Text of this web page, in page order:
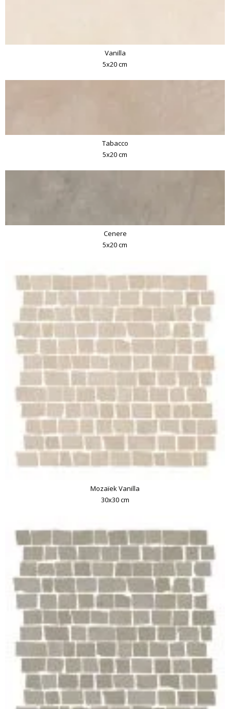
Vanilla
5x20 cm
Tabacco
5x20 cm
Cenere
5x20 cm
Mozaïek Vanilla
30x30 cm